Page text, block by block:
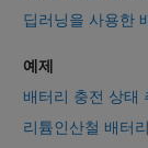
딥러닝을 사용한
예제
배터리 충전 상태
리튬인산철 배터